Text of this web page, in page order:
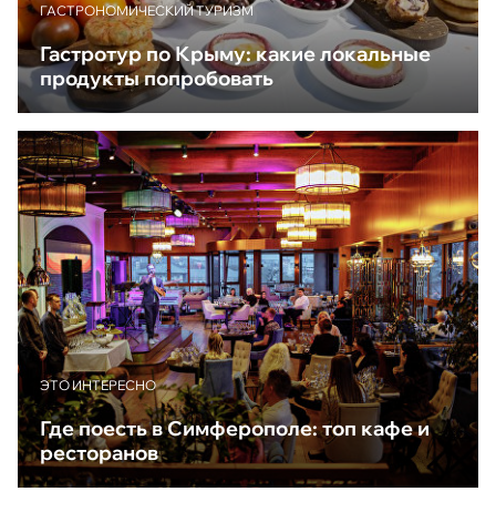
ГАСТРОНОМИЧЕСКИЙ ТУРИЗМ
Гастротур по Крыму: какие локальные
продукты попробовать
ЭТО ИНТЕРЕСНО
Где поесть в Симферополе: топ кафе и
ресторанов